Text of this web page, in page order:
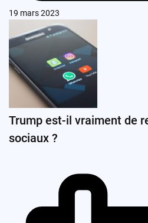
19 mars 2023
Trump est-il vraiment de
sociaux ?